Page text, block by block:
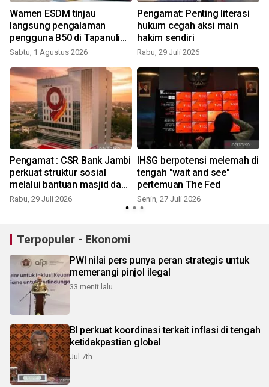
Wamen ESDM tinjau
langsung pengalaman
pengguna B50 di Tapanuli
Selatan
Sabtu, 1 Agustus 2026
Pengamat: Penting literasi
hukum cegah aksi main
hakim sendiri
Rabu, 29 Juli 2026
Pengamat : CSR Bank Jambi
perkuat struktur sosial
melalui bantuan masjid dan
kegiatan kemasyarakatan
Rabu, 29 Juli 2026
IHSG berpotensi melemah di
tengah "wait and see"
pertemuan The Fed
Senin, 27 Juli 2026
Terpopuler - Ekonomi
PWI nilai pers punya peran strategis untuk
memerangi pinjol ilegal
33 menit lalu
BI perkuat koordinasi terkait inflasi di tengah
ketidakpastian global
Jul 7th